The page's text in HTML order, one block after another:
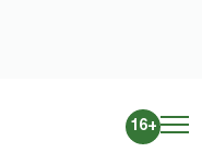
16+